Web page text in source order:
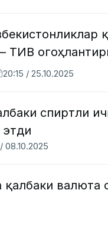
ТИВ
20:15 / 25.10.2025
спиртли
08.10.2025
қалбаки валюта